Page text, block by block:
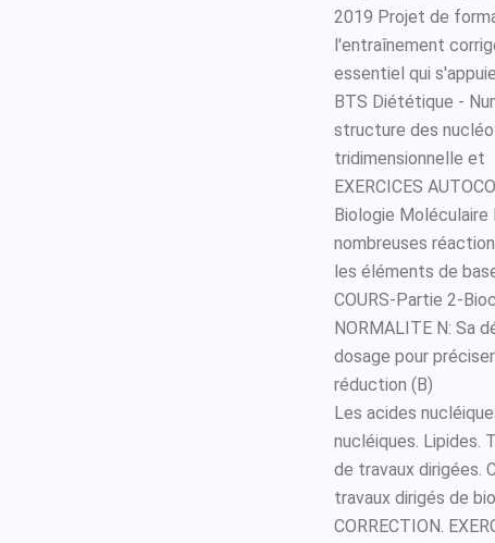
2019 Projet de
l'entraînement
essentiel qui
BTS Diététique -
structure des
tridimensionnelle et
EXERCICES
Biologie Moléculaire
nombreuses
les éléments de
COURS-Partie 2-
NORMALITE N: Sa
dosage pour
réduction (B)
Les acides
nucléiques. Lipides.
de travaux dirigées.
travaux dirigés de
CORRECTION.